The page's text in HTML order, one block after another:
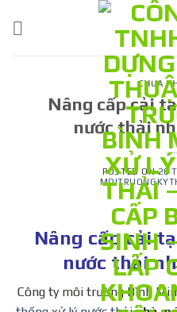
CHƯA
Nâng cấp cải
nước thải
POSTED ON26
Nâng cấp cải
nước thải
Công ty môi trường Bình